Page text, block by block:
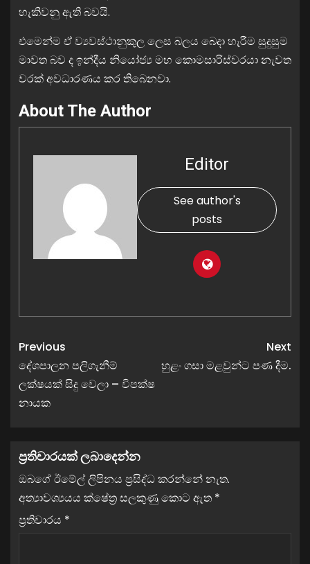
හැකිවනු ඇති බවයි.
එමෙන්ම ඒ ව්‍යවස්ථානුකුල ලෙස බලය බෙදා හැරීම සුදුසුම
මාවත බව ද ඉන්දීය නියෝජ්‍ය මහ කොමසාරිස්වරයා නැවත
වරක් අවධාරණය කර තිබෙනවා.
About The Author
Editor
See author's
posts
Previous
දේශපාලන පලිගැනීම්
ලක්ෂයක් සිදු වෙලා – විපක්ෂ
නායක
Next
හුළං ගසා මළවුන්ට පණ දීම.
ප්‍රතිචාරයක් ලබාදෙන්න
ඔබගේ ඊමේල් ලිපිනය ප්‍රසිද්ධ කරන්නේ නැත.
අත්‍යාවශ්‍යයය ක්ෂේත්‍ර සලකුණු කොට ඇත *
ප්‍රතිචාරය *